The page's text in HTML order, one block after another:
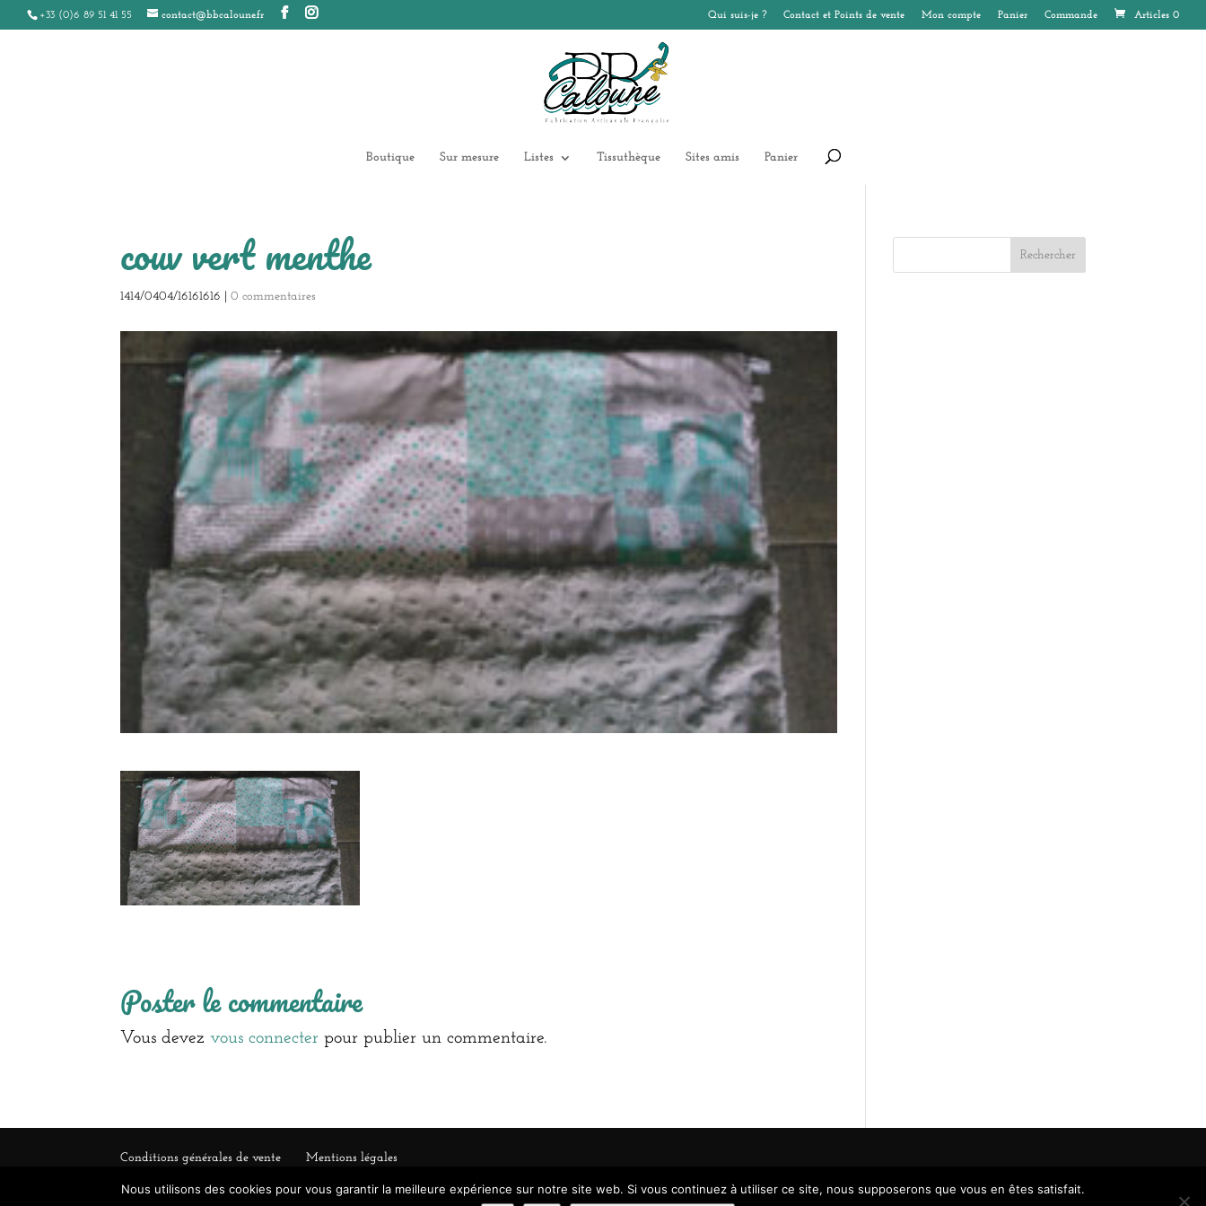
+33 (0)6 89 51 41 55 contact@bbcaloune.fr Qui suis-je ? Contact et Points de vente Mon compte Panier Commande Articles 0
Boutique Sur mesure Listes Tissuthèque Sites amis Panier
couv vert menthe
1414/0404/16161616 |0 commentaires
Poster le commentaire
Vous devezvous connecter pour publier un commentaire.
Conditions générales de vente Mentions légales
Nous utilisons des cookies pour vous garantir la meilleure expérience sur notre site web. Si vous continuez à utiliser ce site, nous supposerons que vous en êtes satisfait.